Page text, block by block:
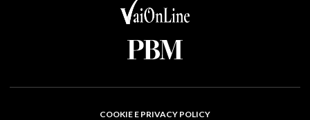
COOKIE E PRIVACY POLICY